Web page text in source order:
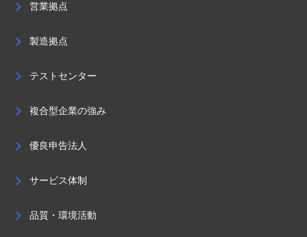
営業拠点
製造拠点
テストセンター
複合型企業の強み
優良申告法人
サービス体制
品質・環境活動